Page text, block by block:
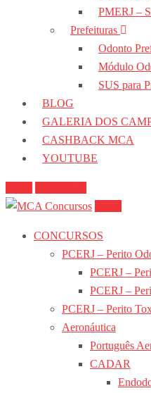
PMERJ –
Prefeituras
Odonto
Módulo
SUS para
BLOG
GALERIA DOS
CASHBACK MCA
YOUTUBE
CONCURSOS
PCERJ – Perito
PCERJ –
PCERJ –
PCERJ – Perito
Aeronáutica
Português
CADAR